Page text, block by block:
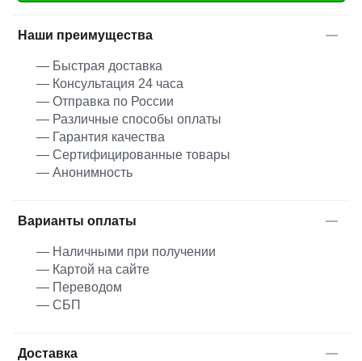
Наши преимущества
— Быстрая доставка
— Консультация 24 часа
— Отправка по России
— Различные способы оплаты
— Гарантия качества
— Сертифицированные товары
— Анонимность
Варианты оплаты
— Наличными при получении
— Картой на сайте
— Переводом
— СБП
Доставка